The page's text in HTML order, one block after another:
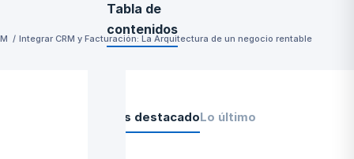
/ Integrar CRM y Facturación: La Arquitectura de un negocio rentable
Lo más destacadoLo último
Tabla de
contenidos
Dónde se
diluye tu